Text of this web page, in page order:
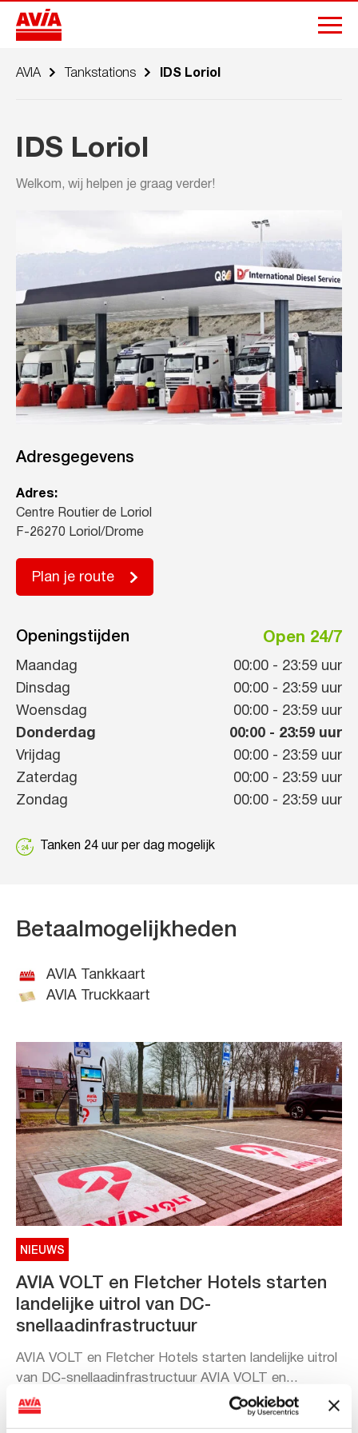
AVIA Tankstations IDS Loriol
IDS Loriol
Welkom, wij helpen je graag verder!
Adresgegevens
Adres:
Centre Routier de Loriol
F-26270 Loriol/Drome
Plan je route
Openingstijden Open 24/7
Maandag 00:00 - 23:59 uur
Dinsdag
00:00 - 23:59 uur
Woensdag
00:00 - 23:59 uur
Donderdag
00:00 - 23:59 uur
Vrijdag
00:00 - 23:59 uur
Zaterdag
00:00 - 23:59 uur
Zondag
00:00 - 23:59 uur
Tanken 24 uur per dag mogelijk
Betaalmogelijkheden
AVIA Tankkaart
AVIA Truckkaart
NIEUWS
AVIA VOLT en Fletcher Hotels starten
landelijke uitrol van DC-
snellaadinfrastructuur
AVIA VOLT en Fletcher Hotels starten landelijke uitrol
van DC-snellaadinfrastructuur AVIA VOLT en...
Lees verder